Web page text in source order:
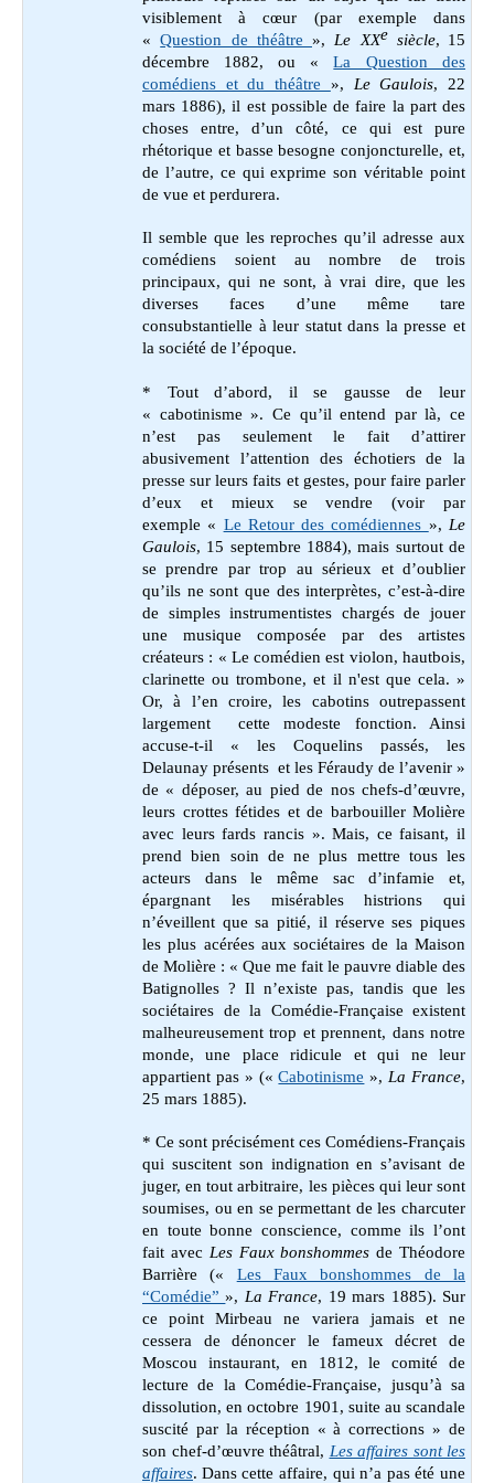
visiblement à cœur (par exemple dans
«Question de théâtre »,Le XXesiècle, 15
décembre 1882,
ou «La Question des
comédiens et du théâtre », Le Gaulois, 22
mars 1886), il est possible de faire la part des
choses entre, d’un côté, ce qui est pure
rhétorique et basse besogne conjoncturelle, et,
de l’autre, ce qui exprime son véritable point
de vue et perdurera.
Il semble que les reproches qu’il adresse aux
comédiens soient au nombre de trois
principaux, qui ne sont, à vrai dire, que les
diverses faces d’une même tare
consubstantielle à leur statut dans la presse et
la société de l’époque.
* Tout d’abord, il se gausse de leur
« cabotinisme ». Ce qu’il entend par là, ce
n’est pas seulement le fait d’attirer
abusivement l’attention des échotiers de la
presse sur leurs faits et gestes, pour faire parler
d’eux et mieux se vendre (voir par
exemple « Le Retour des comédiennes », Le
Gaulois, 15 septembre 1884), mais surtout de
se prendre par trop au sérieux et d’oublier
qu’ils ne sont que des interprètes, c’est-à-dire
de simples instrumentistes chargés de jouer
une musique composée par des artistes
créateurs : « Le comédien est violon, hautbois,
clarinette ou trombone, et il n'est que cela. »
Or, à l’en croire, les cabotins outrepassent
largement cette modeste fonction. Ainsi
accuse-t-il « les Coquelins passés, les
Delaunay présents et les Féraudy de l’avenir »
de « déposer, au pied de nos chefs-d’œuvre,
leurs crottes fétides et de barbouiller Molière
avec leurs fards rancis ». Mais, ce faisant, il
prend bien soin de ne plus mettre tous les
acteurs dans le même sac d’infamie et,
épargnant les misérables histrions qui
n’éveillent que sa pitié, il réserve ses piques
les plus acérées aux sociétaires de la Maison
de Molière : « Que me fait le pauvre diable des
Batignolles ? Il n’existe pas, tandis que les
sociétaires de la Comédie-Française existent
malheureusement trop et prennent, dans notre
monde, une place ridicule et qui ne leur
appartient pas » («Cabotinisme », La France,
25 mars 1885).
* Ce sont précisément ces Comédiens-Français
qui suscitent son indignation en s’avisant de
juger, en tout arbitraire, les pièces qui leur sont
soumises, ou en se permettant de les charcuter
en toute bonne conscience, comme ils l’ont
fait avec Les Faux bonshommes de Théodore
Barrière (« Les Faux bonshommes de la
“Comédie”», La France, 19 mars 1885). Sur
ce point Mirbeau ne variera jamais et ne
cessera de dénoncer le fameux décret de
Moscou instaurant, en 1812, le comité de
lecture de la Comédie-Française, jusqu’à sa
dissolution, en octobre 1901, suite au scandale
suscité par la réception « à corrections » de
son chef-d’œuvre théâtral, Les affaires sont les
affaires. Dans cette affaire, qui n’a pas été une